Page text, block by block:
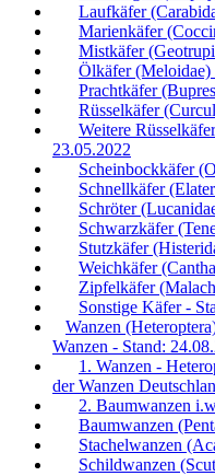
Laufkäfer
Marienkäfer
Mistkäfer
Ölkäfer (Meloidae)
Prachtkäfer
Rüsselkäfer
Weitere
23.05.2022
Scheinbockkäfer
Schnellkäfer
Schröter
Schwarzkäfer
Stutzkäfer
Weichkäfer
Zipfelkäfer
Sonstige Käfer -
Wanzen
Wanzen - Stand:
1. Wanzen -
der Wanzen
2. Baumwanzen
Baumwanzen
Stachelwanzen
Schildwanzen